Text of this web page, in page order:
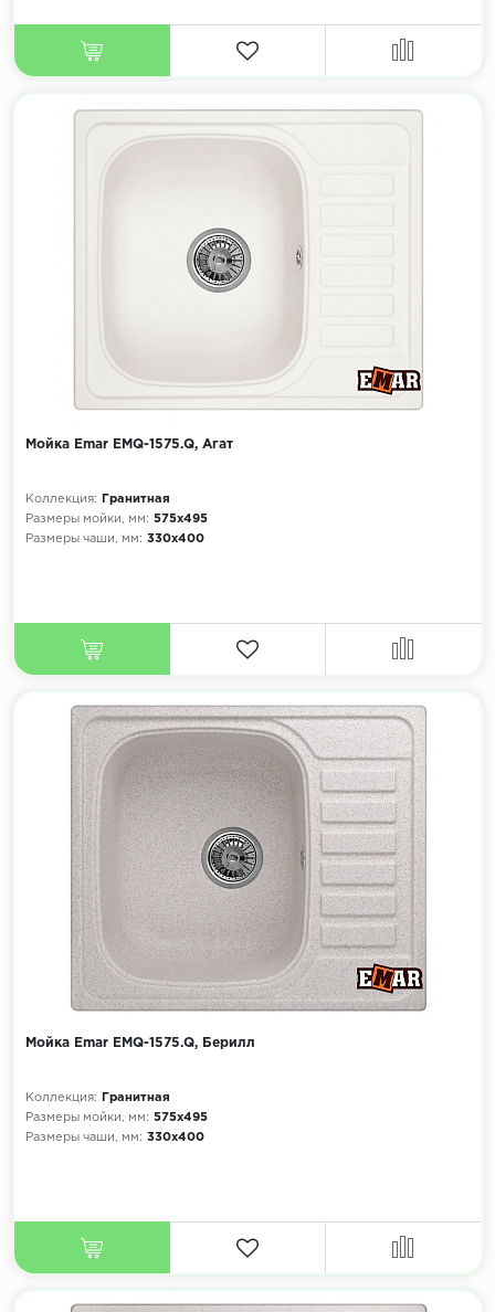
Мойка Emar EMQ-1575.Q, Агат
Коллекция:
Гранитная
Размеры мойки, мм: 575х495
Размеры чаши, мм: 330х400
Мойка Emar EMQ-1575.Q, Берилл
Коллекция:
Гранитная
Размеры мойки, мм: 575х495
Размеры чаши, мм: 330х400